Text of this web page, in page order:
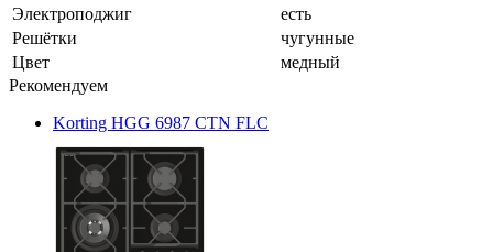
Электроподжиг
есть
Решётки
чугунные
Цвет
медный
Рекомендуем
Korting HGG 6987 CTN FLC